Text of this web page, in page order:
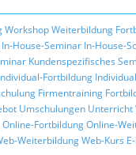
WorkshopWeiterbildung
In-House-Seminar In-House-
Kundenspezifisches
Fortbildung
Firmentraining
Umschulungen Unterricht
Online-FortbildungOnline-
WeiterbildungWeb-Kurs